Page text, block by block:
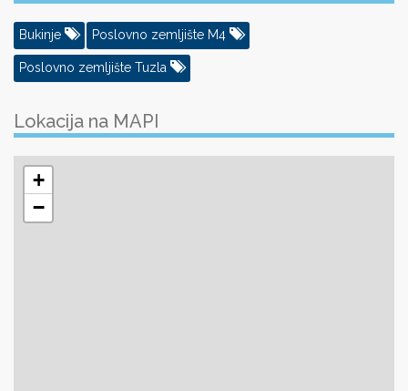
Bukinje Poslovno zemljište M4
Poslovno zemljište Tuzla
Lokacija na MAPI
+
−